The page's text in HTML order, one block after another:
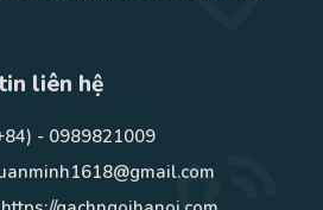
liên hệ
- 0989821009